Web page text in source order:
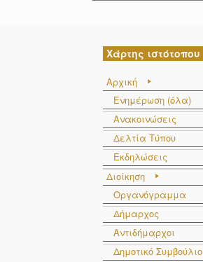
Χάρτης ιστότοπου
Αρχική
Ενημέρωση (όλα)
Ανακοινώσεις
Δελτία Τύπου
Εκδηλώσεις
Διοίκηση
Οργανόγραμμα
Δήμαρχος
Αντιδήμαρχοι
Δημοτικό Συμβούλιο